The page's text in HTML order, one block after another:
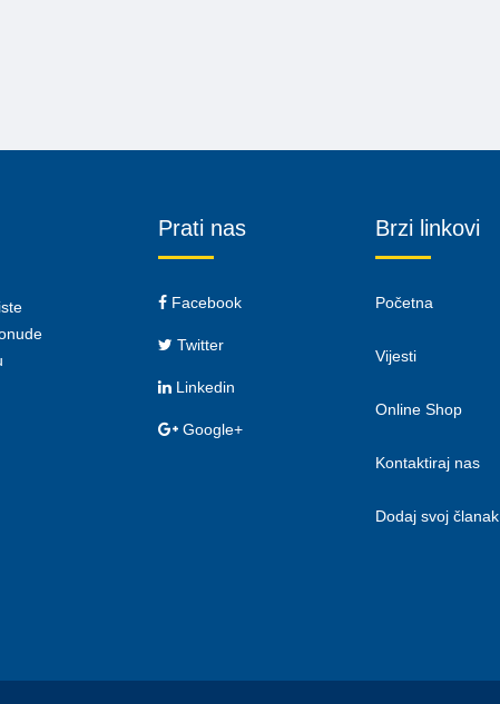
Prati nas
Facebook
Twitter
Linkedin
Google+
Brzi linkovi
Početna
Vijesti
Online Shop
Kontaktiraj nas
Dodaj svoj članak